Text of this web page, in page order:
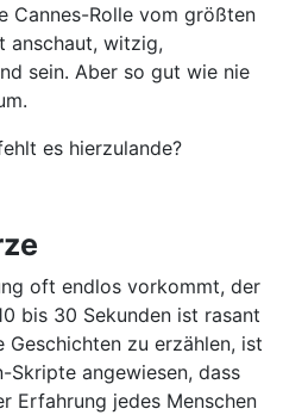
Cannes-Rolle vom größten
anschaut, witzig,
sein. Aber so gut wie nie
es hierzulande?
oft endlos vorkommt, der
bis 30 Sekunden ist rasant
zu erzählen, ist
Skripte angewiesen, dass
Erfahrung jedes Menschen